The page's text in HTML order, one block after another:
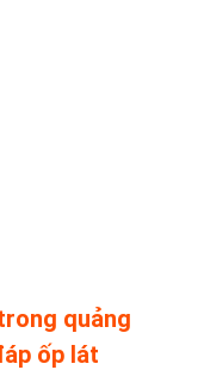
quảng
ốp lát